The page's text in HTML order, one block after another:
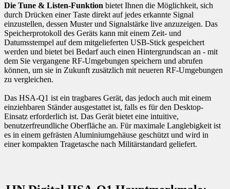
Die Tune & Listen-Funktion bietet Ihnen die Möglichkeit, sich
durch Drücken einer Taste direkt auf jedes erkannte Signal
einzustellen, dessen Muster und Signalstärke live anzuzeigen. Das
Speicherprotokoll des Geräts kann mit einem Zeit- und
Datumsstempel auf dem mitgelieferten USB-Stick gespeichert
werden und bietet bei Bedarf auch einen Hintergrundscan an - mit
dem Sie vergangene RF-Umgebungen speichern und abrufen
können, um sie in Zukunft zusätzlich mit neueren RF-Umgebungen
zu vergleichen.
Das HSA-Q1 ist ein tragbares Gerät, das jedoch auch mit einem
einziehbaren Ständer ausgestattet ist, falls es für den Desktop-
Einsatz erforderlich ist. Das Gerät bietet eine intuitive,
benutzerfreundliche Oberfläche an. Für maximale Langlebigkeit ist
es in einem gefrästen Aluminiumgehäuse geschützt und wird in
einer kompakten Tragetasche nach Militärstandard geliefert.